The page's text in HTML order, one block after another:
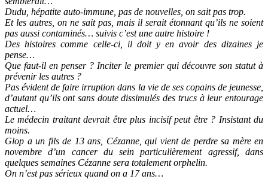
Dudu, hépatite auto-immune, pas de nouvelles, on sait pas trop.
Et les autres, on ne sait pas, mais il serait étonnant qu’ils ne soient
pas aussi contaminés… suivis c’est une autre histoire !
Des histoires comme celle-ci, il doit y en avoir des dizaines je
pense…
Que faut-il en penser ? Inciter le premier qui découvre son statut à
prévenir les autres ?
Pas évident de faire irruption dans la vie de ses copains de jeunesse,
d’autant qu’ils ont sans doute dissimulés des trucs à leur entourage
actuel…
Le médecin traitant devrait être plus incisif peut être ? Insistant du
moins.
Glop a un fils de 13 ans, Cézanne, qui vient de perdre sa mère en
novembre d’un cancer du sein particulièrement agressif, dans
quelques semaines Cézanne sera totalement orphelin.
On n’est pas sérieux quand on a 17 ans…